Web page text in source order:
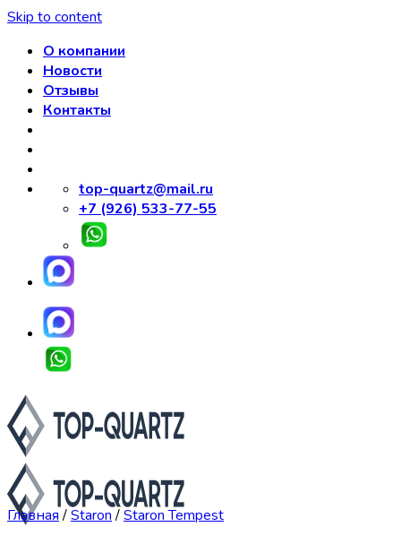
Skip to content
О компании
Новости
Отзывы
Контакты
top-quartz@mail.ru
+7 (926) 533-77-55
Главная /Staron /Staron Tempest